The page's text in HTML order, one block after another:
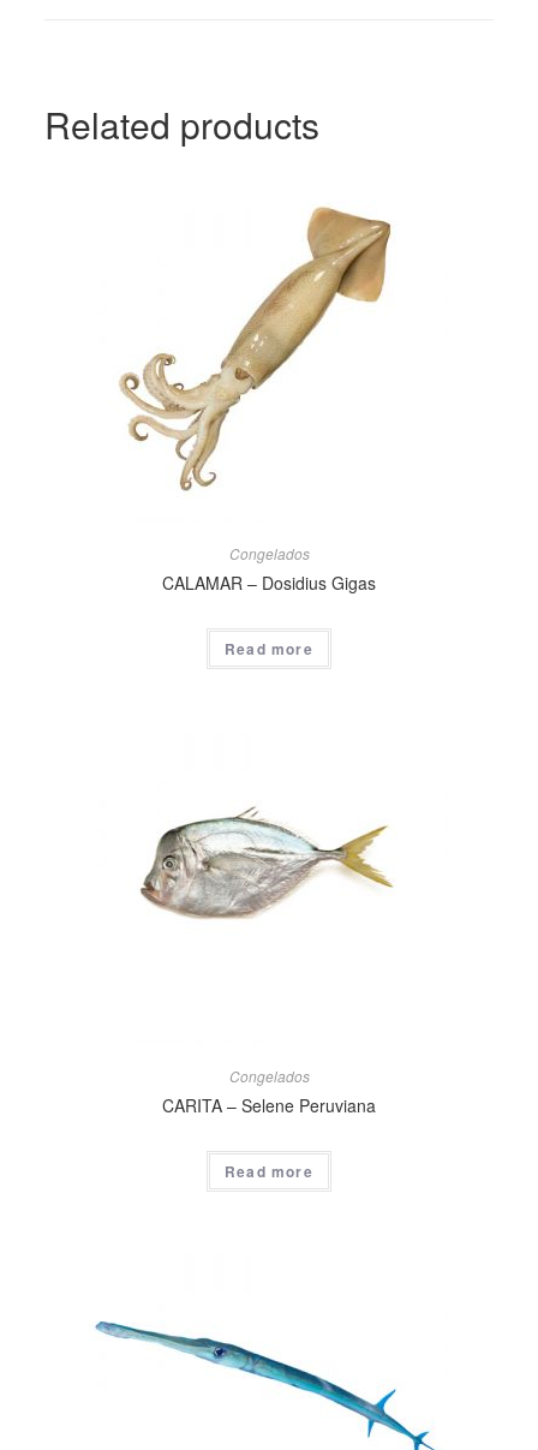
Related products
Congelados
CALAMAR – Dosidius Gigas
Read more
Congelados
CARITA – Selene Peruviana
Read more